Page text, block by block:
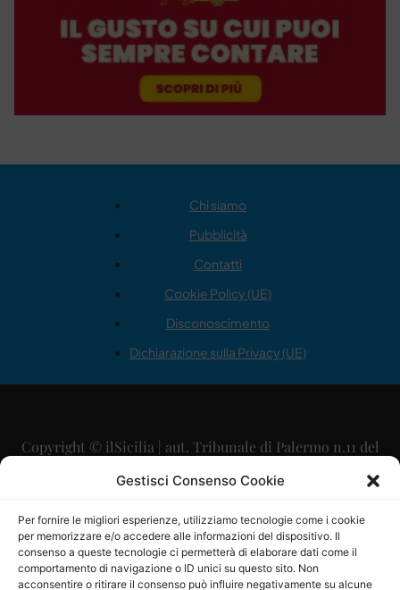
Gestisci Consenso Cookie
Per fornire le migliori esperienze, utilizziamo tecnologie come i cookie
per memorizzare e/o accedere alle informazioni del dispositivo. Il
consenso a queste tecnologie ci permetterà di elaborare dati come il
comportamento di navigazione o ID unici su questo sito. Non
acconsentire o ritirare il consenso può influire negativamente su alcune
Chi siamo
Pubblicità
Contatti
Cookie Policy (UE)
Disconoscimento
Dichiarazione sulla Privacy (UE)
Copyright © ilSicilia | aut. Tribunale di Palermo n.11 del
29/09/2015
Direttore Editoriale: Maurizio Scaglione
Direttore Responsabile: Maria Calabrese